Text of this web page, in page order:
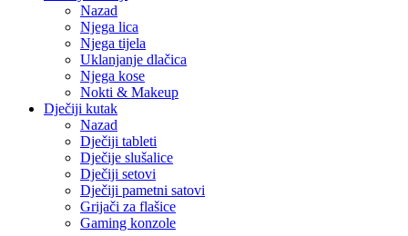
Nazad
Njega lica
Njega tijela
Uklanjanje dlačica
Njega kose
Nokti & Makeup
Dječiji kutak
Nazad
Dječiji tableti
Dječije slušalice
Dječiji setovi
Dječiji pametni satovi
Grijači za flašice
Gaming konzole